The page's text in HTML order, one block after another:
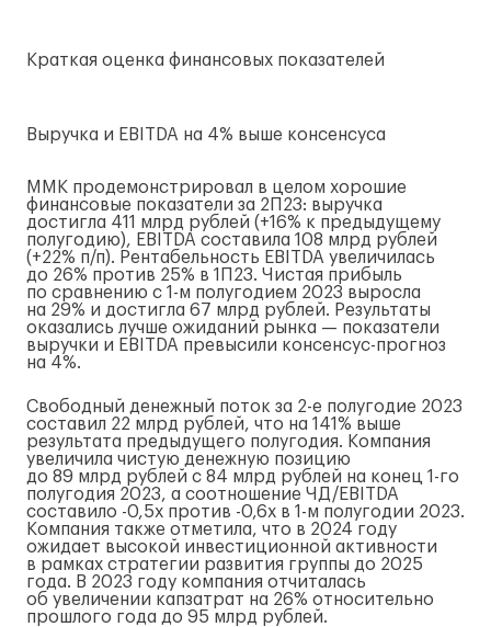
Краткая оценка финансовых показателей
Выручка и EBITDA на 4% выше консенсуса
ММК продемонстрировал в целом хорошие
финансовые показатели за 2П23: выручка
достигла 411 млрд рублей (+16% к предыдущему
полугодию), EBITDA составила 108 млрд рублей
(+22% п/п). Рентабельность EBITDA увеличилась
до 26% против 25% в 1П23. Чистая прибыль
по сравнению с 1-м полугодием 2023 выросла
на 29% и достигла 67 млрд рублей. Результаты
оказались лучше ожиданий рынка — показатели
выручки и EBITDA превысили консенсус-прогноз
на 4%.
Свободный денежный поток за 2-е полугодие 2023
составил 22 млрд рублей, что на 141% выше
результата предыдущего полугодия. Компания
увеличила чистую денежную позицию
до 89 млрд рублей с 84 млрд рублей на конец 1-го
полугодия 2023, а соотношение ЧД/EBITDA
составило -0,5х против -0,6х в 1-м полугодии 2023.
Компания также отметила, что в 2024 году
ожидает высокой инвестиционной активности
в рамках стратегии развития группы до 2025
года. В 2023 году компания отчиталась
об увеличении капзатрат на 26% относительно
прошлого года до 95 млрд рублей.